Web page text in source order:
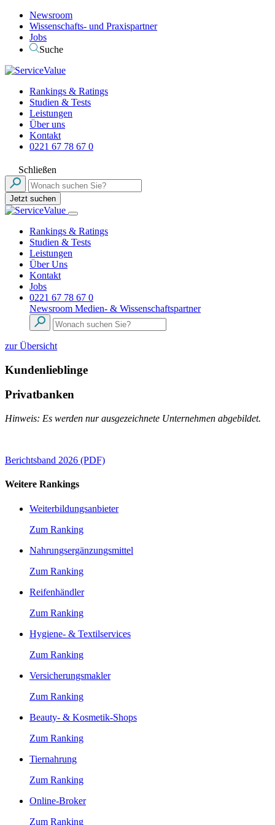
Newsroom
Wissenschafts- und Praxispartner
Jobs
Suche
Rankings & Ratings
Studien & Tests
Leistungen
Über uns
Kontakt
0221 67 78 67 0
Schließen
Jetzt suchen
Rankings & Ratings
Studien & Tests
Leistungen
Über Uns
Kontakt
Jobs
0221 67 78 67 0
Newsroom Medien- & Wissenschaftspartner
zur Übersicht
Kundenlieblinge
Privatbanken
Hinweis: Es werden nur ausgezeichnete Unternehmen abgebildet.
Berichtsband 2026 (PDF)
Weitere Rankings
Weiterbildungsanbieter
Zum Ranking
Nahrungsergänzungsmittel
Zum Ranking
Reifenhändler
Zum Ranking
Hygiene- & Textilservices
Zum Ranking
Versicherungsmakler
Zum Ranking
Beauty- & Kosmetik-Shops
Zum Ranking
Tiernahrung
Zum Ranking
Online-Broker
Zum Ranking